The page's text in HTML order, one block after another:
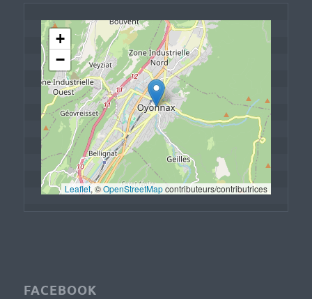
+
−
Leaflet, © OpenStreetMap contributeurs/contributrices
FACEBOOK